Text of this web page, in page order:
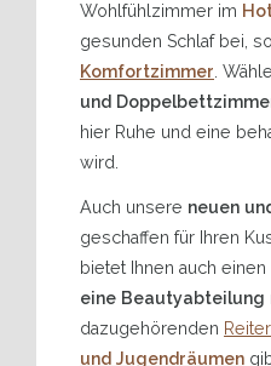
Wohlfühlzimmer im
gesunden Schlaf bei,
Komfortzimmer.
und
hier Ruhe und eine
wird.
Auch unsere neuen
geschaffen für Ihren
bietet Ihnen auch
eine Beautyabteilung
dazugehörenden
und Jugendräumen